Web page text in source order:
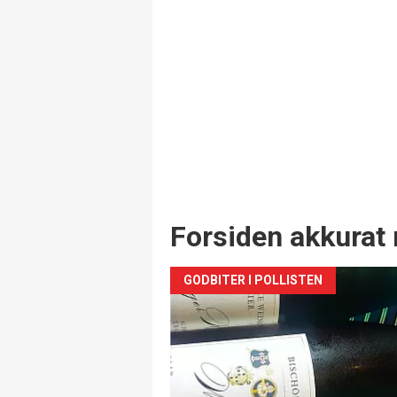
Forsiden akkurat
GODBITER I POLLISTEN